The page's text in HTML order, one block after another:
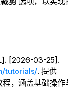
[2026-03-25].
tutorials/. 提供
，涵盖基础操作